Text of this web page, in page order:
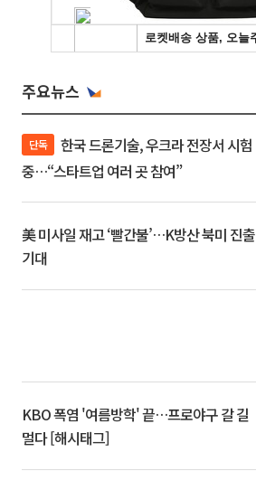
주요뉴스
단독
중…“스타트업 여러 곳 참여”
美 미사일 재고 ‘빨간불’…K방산 북미 진출
기대
KBO 폭염 '여름방학' 끝…프로야구 갈 길
멀다 [해시태그]